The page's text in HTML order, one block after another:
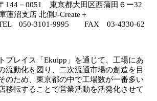
－0051 東京都大田区西蒲田６ー32
沼支店 北側J-Create＋
3101-9995 FAX 03-4330-62
プレイス「Ekuipp」を通じて、工場にあ
流動化を図り、二次流通市場の創造を目
のため、東京都の中で工場数が一番多い
移転することで営業活動を活発化させて